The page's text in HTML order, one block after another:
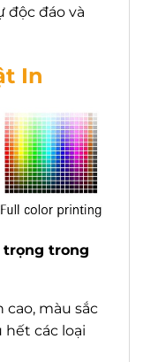
độc đáo và
In
trọng trong
cao, màu sắc
hết các loại